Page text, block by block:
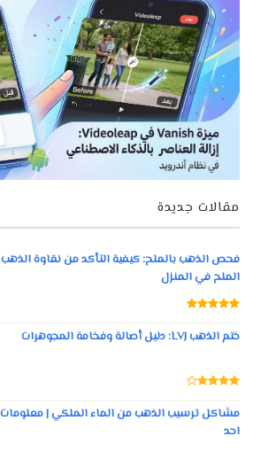
مقالات جديدة
فحص الذهب بالملح: كيفية التأكد من نقاوة
الملح في المنزل
ختم الذهب LVJ: دليل أصالة وفخامة المجوهرات
مشاكل ترسيب الذهب من الماء الملكي | معلومات
احد